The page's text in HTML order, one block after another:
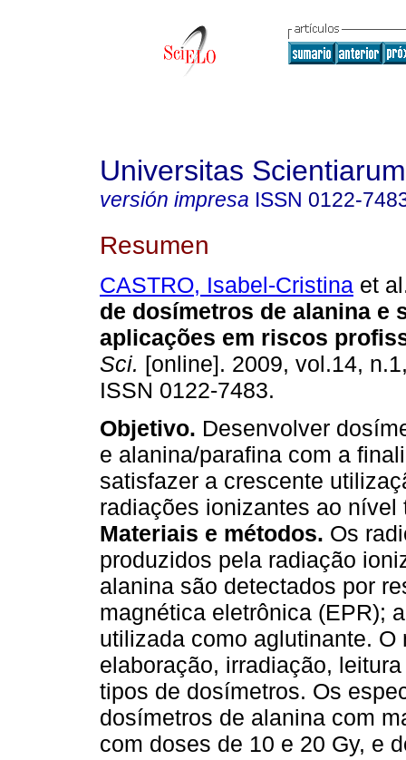
Universitas Scientiarum
versión impresa ISSN 0122-
Resumen
CASTRO, Isabel-Cristina et
de dosímetros de alanina e
aplicações em riscos
Sci. [online]. 2009, vol.14,
ISSN 0122-7483.
Objetivo. Desenvolver
e alanina/parafina com a
satisfazer a crescente
radiações ionizantes ao nível
Materiais e métodos. Os
produzidos pela radiação
alanina são detectados por
magnética eletrônica (EPR);
utilizada como aglutinante.
elaboração, irradiação,
tipos de dosímetros. Os
dosímetros de alanina com
com doses de 10 e 20 Gy, e